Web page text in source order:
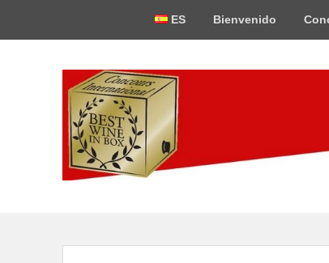
ES Bienvenido
Best-Wine-In-
Concours International Best-Wine-In-Box